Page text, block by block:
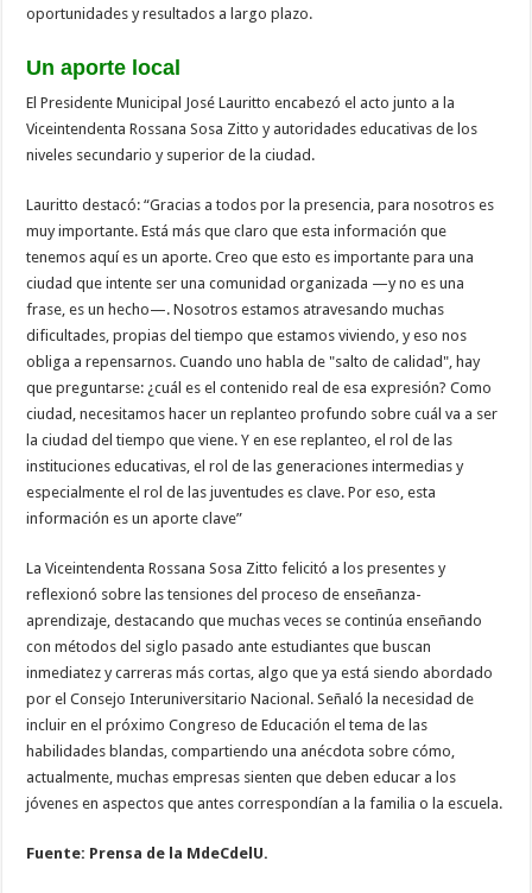
oportunidades y resultados a largo plazo.
Un aporte local
El Presidente Municipal José Lauritto encabezó el acto junto a la
Viceintendenta Rossana Sosa Zitto y autoridades educativas de los
niveles secundario y superior de la ciudad.
Lauritto destacó: “Gracias a todos por la presencia, para nosotros es
muy importante. Está más que claro que esta información que
tenemos aquí es un aporte. Creo que esto es importante para una
ciudad que intente ser una comunidad organizada —y no es una
frase, es un hecho—. Nosotros estamos atravesando muchas
dificultades, propias del tiempo que estamos viviendo, y eso nos
obliga a repensarnos. Cuando uno habla de "salto de calidad", hay
que preguntarse: ¿cuál es el contenido real de esa expresión? Como
ciudad, necesitamos hacer un replanteo profundo sobre cuál va a ser
la ciudad del tiempo que viene. Y en ese replanteo, el rol de las
instituciones educativas, el rol de las generaciones intermedias y
especialmente el rol de las juventudes es clave. Por eso, esta
información es un aporte clave”
La Viceintendenta Rossana Sosa Zitto felicitó a los presentes y
reflexionó sobre las tensiones del proceso de enseñanza-
aprendizaje, destacando que muchas veces se continúa enseñando
con métodos del siglo pasado ante estudiantes que buscan
inmediatez y carreras más cortas, algo que ya está siendo abordado
por el Consejo Interuniversitario Nacional. Señaló la necesidad de
incluir en el próximo Congreso de Educación el tema de las
habilidades blandas, compartiendo una anécdota sobre cómo,
actualmente, muchas empresas sienten que deben educar a los
jóvenes en aspectos que antes correspondían a la familia o la escuela.
Fuente: Prensa de la MdeCdelU.